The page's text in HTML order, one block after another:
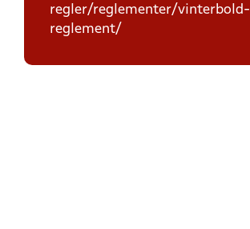
regler/reglementer/vinterbold-
reglement/